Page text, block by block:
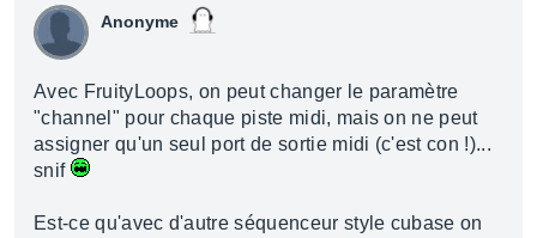
Anonyme
Avec FruityLoops, on peut changer le paramètre
"channel" pour chaque piste midi, mais on ne peut
assigner qu'un seul port de sortie midi (c'est con !)...
snif
Est-ce qu'avec d'autre séquenceur style cubase on